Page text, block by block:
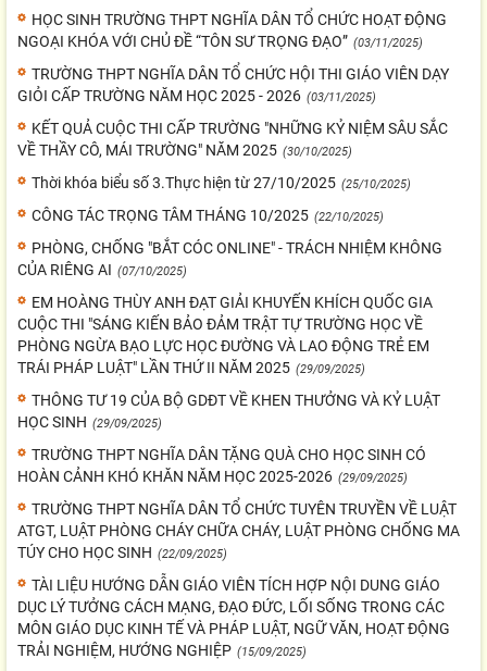
HỌC SINH TRƯỜNG THPT NGHĨA DÂN TỔ CHỨC HOẠT ĐỘNG
NGOẠI KHÓA VỚI CHỦ ĐỀ “TÔN SƯ TRỌNG ĐẠO” (03/11/2025)
TRƯỜNG THPT NGHĨA DÂN TỔ CHỨC HỘI THI GIÁO VIÊN DẠY
GIỎI CẤP TRƯỜNG NĂM HỌC 2025 - 2026 (03/11/2025)
KẾT QUẢ CUỘC THI CẤP TRƯỜNG "NHỮNG KỶ NIỆM SÂU SẮC
VỀ THẦY CÔ, MÁI TRƯỜNG" NĂM 2025 (30/10/2025)
Thời khóa biểu số 3.Thực hiện từ 27/10/2025 (25/10/2025)
CÔNG TÁC TRỌNG TÂM THÁNG 10/2025 (22/10/2025)
PHÒNG, CHỐNG "BẮT CÓC ONLINE" - TRÁCH NHIỆM KHÔNG
CỦA RIÊNG AI (07/10/2025)
EM HOÀNG THÙY ANH ĐẠT GIẢI KHUYẾN KHÍCH QUỐC GIA
CUỘC THI "SÁNG KIẾN BẢO ĐẢM TRẬT TỰ TRƯỜNG HỌC VỀ
PHÒNG NGỪA BẠO LỰC HỌC ĐƯỜNG VÀ LAO ĐỘNG TRẺ EM
TRÁI PHÁP LUẬT" LẦN THỨ II NĂM 2025 (29/09/2025)
THÔNG TƯ 19 CỦA BỘ GDĐT VỀ KHEN THƯỞNG VÀ KỶ LUẬT
HỌC SINH (29/09/2025)
TRƯỜNG THPT NGHĨA DÂN TẶNG QUÀ CHO HỌC SINH CÓ
HOÀN CẢNH KHÓ KHĂN NĂM HỌC 2025-2026 (29/09/2025)
TRƯỜNG THPT NGHĨA DÂN TỔ CHỨC TUYÊN TRUYỀN VỀ LUẬT
ATGT, LUẬT PHÒNG CHÁY CHỮA CHÁY, LUẬT PHÒNG CHỐNG MA
TÚY CHO HỌC SINH (22/09/2025)
TÀI LIỆU HƯỚNG DẪN GIÁO VIÊN TÍCH HỢP NỘI DUNG GIÁO
DỤC LÝ TƯỞNG CÁCH MẠNG, ĐẠO ĐỨC, LỐI SỐNG TRONG CÁC
MÔN GIÁO DỤC KINH TẾ VÀ PHÁP LUẬT, NGỮ VĂN, HOẠT ĐỘNG
TRẢI NGHIỆM, HƯỚNG NGHIỆP (15/09/2025)